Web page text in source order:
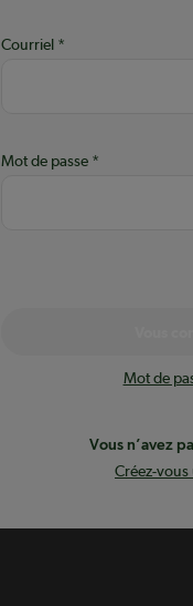
Courriel
Mot de passe
Mot de
Vous n’avez
Créez-